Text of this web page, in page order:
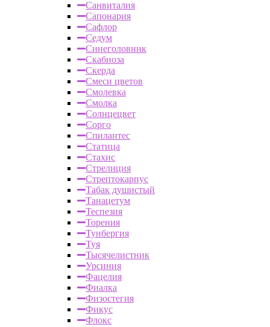
Санвиталия
Сапонария
Сафлор
Седум
Синеголовник
Скабиоза
Скерда
Смеси цветов
Смолевка
Смолка
Солнцецвет
Сорго
Спилантес
Статица
Стахис
Стрелиция
Стрептокарпус
Табак душистый
Танацетум
Теспезия
Торения
Тунбергия
Туя
Тысячелистник
Урсиния
Фацелия
Фиалка
Физостегия
Фикус
Флокс